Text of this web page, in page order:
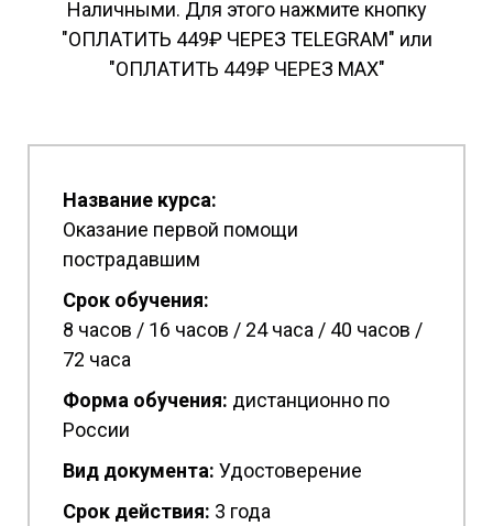
Наличными. Для этого нажмите кнопку
"ОПЛАТИТЬ 449₽ ЧЕРЕЗ TELEGRAM" или
"ОПЛАТИТЬ 449₽ ЧЕРЕЗ MAX"
Название курса:
Оказание первой помощи
пострадавшим
Срок обучения:
8 часов / 16 часов / 24 часа / 40 часов /
72 часа
Форма обучения: дистанционно по
России
Вид документа: Удостоверение
Срок действия: 3 года